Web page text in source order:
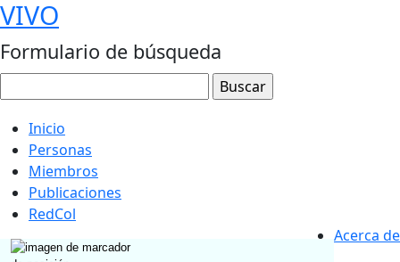
VIVO
Formulario de búsqueda
Inicio
Personas
Miembros
Publicaciones
RedCol
Acerca de